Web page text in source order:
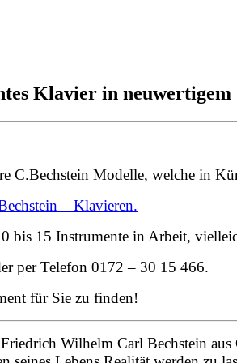
Klavier in
C.Bechstein Modelle, welche in
– Klavieren.
bis 15 Instrumente in Arbeit,
per Telefon 0172 – 30 15 466.
für Sie zu finden!
Wilhelm Carl Bechstein